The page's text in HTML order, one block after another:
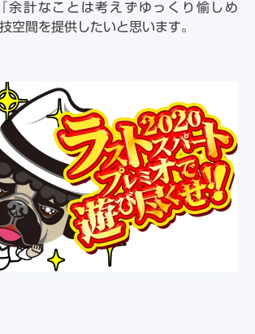
余計なことは考えずゆっくり愉しめ
空間を提供したいと思います。